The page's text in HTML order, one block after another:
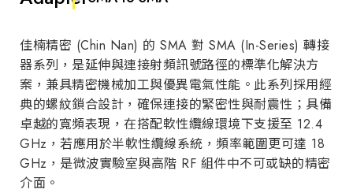
佳楠精密 (Chin Nan) 的 SMA 對 SMA (In-Series) 轉接
器系列，是延伸與連接射頻訊號路徑的標準化解決方
案，兼具精密機械加工與優異電氣性能。此系列採用經
典的螺紋鎖合設計，確保連接的緊密性與耐震性；具備
卓越的寬頻表現，在搭配軟性纜線環境下支援至 12.4
GHz，若應用於半軟性纜線系統，頻率範圍更可達 18
GHz，是微波實驗室與高階 RF 組件中不可或缺的精密
介面。